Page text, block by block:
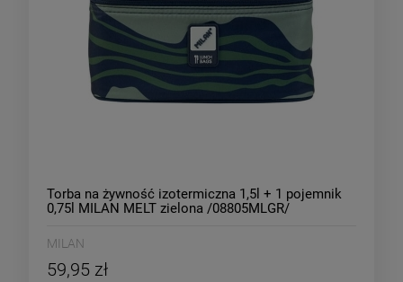
Torba na żywność izotermiczna 1,5l + 1 pojemnik
0,75l MILAN MELT zielona /08805MLGR/
MILAN
59,95 zł